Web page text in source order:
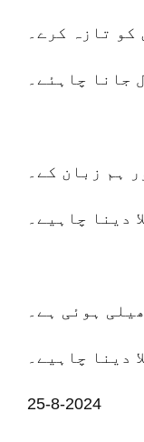
کو تازہ کرے۔
جانا چاہئے۔
ہم زبان کے۔
دینا چاہیے۔
ہوئی ہے۔
دینا چاہیے۔
25-8-2024